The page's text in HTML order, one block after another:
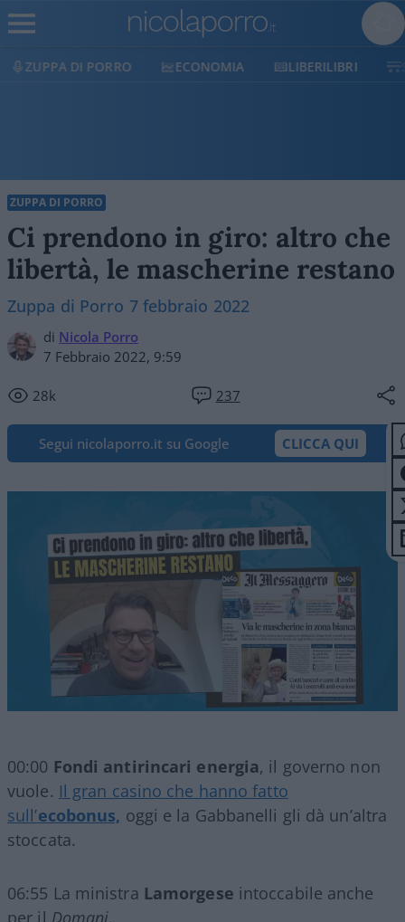
ECONOMIA LIBERILIBRI SHOP
ZUPPA DI PORRO
Ci prendono in giro: altro che
libertà, le mascherine restano
Zuppa di Porro 7 febbraio 2022
di Nicola Porro
7 Febbraio 2022, 9:59
28k 237
Segui nicolaporro.it su Google CLICCA QUI
00:00 Fondi antirincari energia, il governo non
vuole. Il gran casino che hanno fatto
sull’ecobonus, oggi e la Gabbanelli gli dà un’altra
stoccata.
06:55 La ministra Lamorgese intoccabile anche
per il Domani.